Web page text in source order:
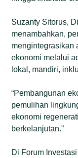
Suzanty Sitorus,
menambahkan,
mengintegrasikan
ekonomi melalui
lokal, mandiri,
“Pembangunan
pemulihan
ekonomi
berkelanjutan.”
Di Forum